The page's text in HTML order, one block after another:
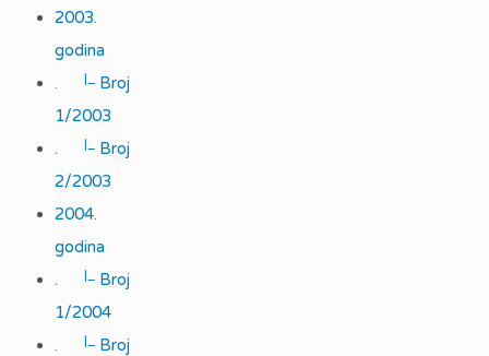
2003.
godina
.
|_
Broj
1/2003
.
|_
Broj
2/2003
2004.
godina
.
|_
Broj
1/2004
.
|_
Broj